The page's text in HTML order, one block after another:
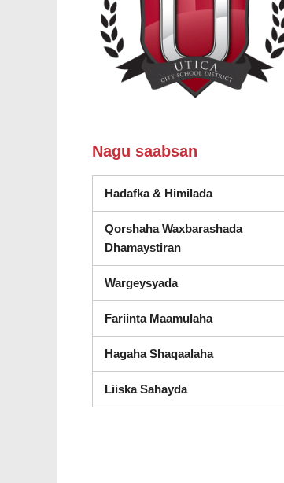
Nagu saabsan
Hadafka & Himilada
Qorshaha Waxbarashada
Dhamaystiran
Wargeysyada
Fariinta Maamulaha
Hagaha Shaqaalaha
Liiska Sahayda(wuxuu ka